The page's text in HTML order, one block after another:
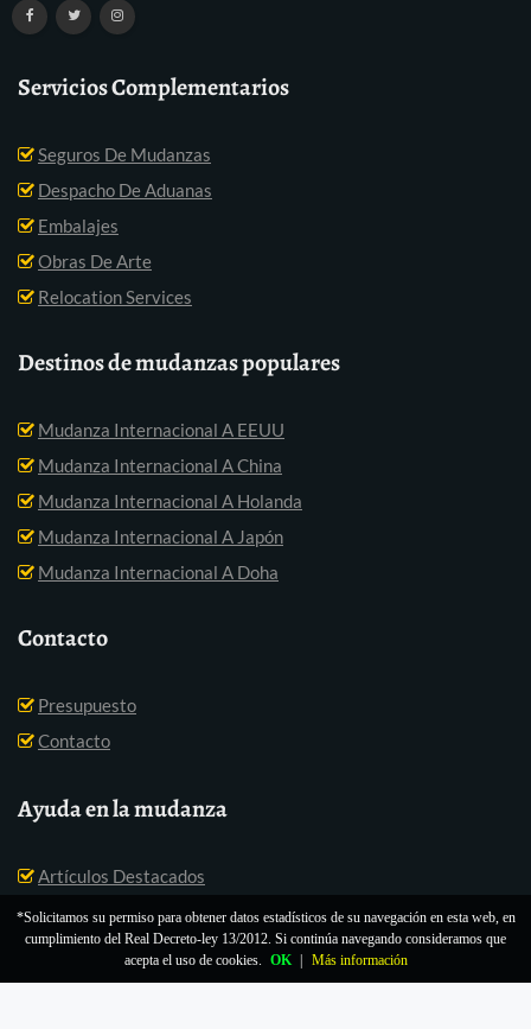
Servicios Complementarios
Seguros De Mudanzas
Despacho De Aduanas
Embalajes
Obras De Arte
Relocation Services
Destinos de mudanzas populares
Mudanza Internacional A EEUU
Mudanza Internacional A China
Mudanza Internacional A Holanda
Mudanza Internacional A Japón
Mudanza Internacional A Doha
Contacto
Presupuesto
Contacto
Ayuda en la mudanza
Artículos Destacados
*Solicitamos su permiso para obtener datos estadísticos de su navegación en esta web, en
cumplimiento del Real Decreto-ley 13/2012. Si continúa navegando consideramos que
acepta el uso de cookies. OK Más información